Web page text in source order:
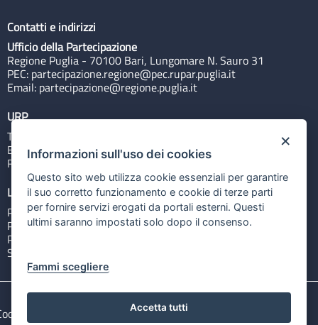
Contatti e indirizzi
Ufficio della Partecipazione
Regione Puglia - 70100 Bari, Lungomare N. Sauro 31
PEC: partecipazione.regione@pec.rupar.puglia.it
Email: partecipazione@regione.puglia.it
URP
Tel: 800713939
Email:quiregione@regione.puglia.it
Rubrica
Link utili
Portale Istituzionale
PO FESR Puglia 2014-2020
PSR Puglia 2014-2020
Sistema Puglia
e privacy
Note legali
×
Informazioni sull'uso dei cookies
Questo sito web utilizza cookie essenziali per garantire
il suo corretto funzionamento e cookie di terze parti
per fornire servizi erogati da portali esterni. Questi
ultimi saranno impostati solo dopo il consenso.
Fammi scegliere
Accetta tutti